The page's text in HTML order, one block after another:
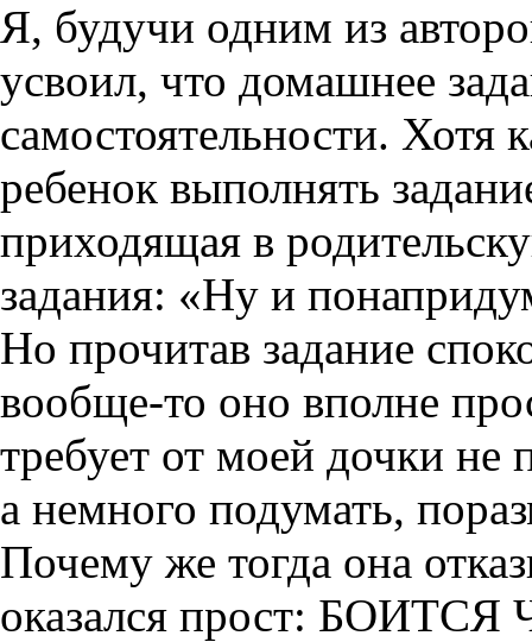
Я, будучи одним из
усвоил, что домашнее
самостоятельности. Хотя
ребенок выполнять
приходящая в
задания: «Ну и
Но прочитав задание
вообще-то оно вполне
требует от моей дочки не
а немного подумать,
Почему же тогда она
оказался прост: БОИТСЯ